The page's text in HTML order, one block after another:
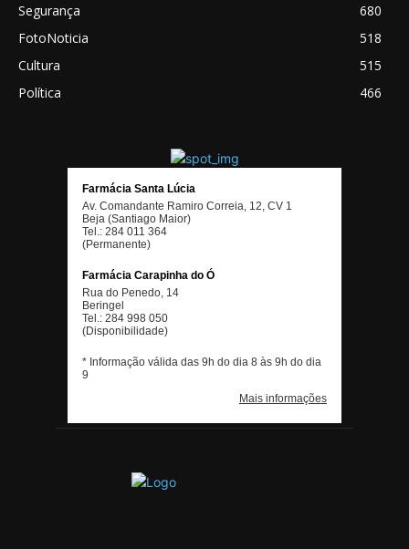
Segurança
680
FotoNoticia
518
Cultura
515
Política
466